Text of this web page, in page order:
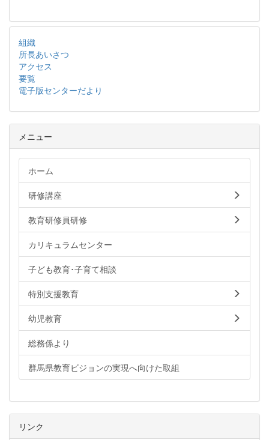
組織
所長あいさつ
アクセス
要覧
電子版センターだより
メニュー
ホーム
研修講座
教育研修員研修
カリキュラムセンター
子ども教育･子育て相談
特別支援教育
幼児教育
総務係より
群馬県教育ビジョンの実現へ向けた取組
リンク